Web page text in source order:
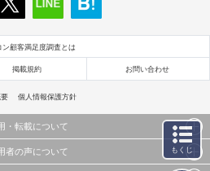
ン顧客満足度調査とは
掲載規約 お問い合わせ
個人情報保護方針
・転載について
真、イラスト、画像データ等）及びこれらの配置・
者の声について もくじ